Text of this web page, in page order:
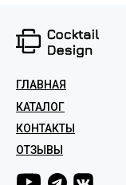
ГЛАВНАЯ
КОНТАКТЫ
КАТАЛОГ
ОТЗЫВЫ